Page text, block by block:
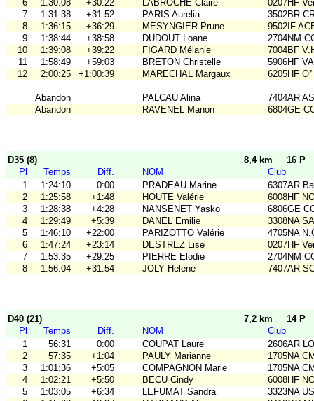
6
1:30:08 +30:22 LABROCHE Claire
0207HF
7
1:31:38 +31:52 PARIS Aurelia
3502BR
8
1:36:15 +36:29 MESYNGIER Prune
9502IF
9
1:38:44 +38:58 DUDOUT Loane
2704NM
10
1:39:08 +39:22 FIGARD Mélanie
7004BF
11
1:58:49 +59:03 BRETON Christelle
5906HF
12
2:00:25 +1:00:39 MARECHAL Margaux 6205HF O²
Abandon PALCAU Alina
7404AR
Abandon
RAVENEL Manon 6804GE
D35 (8) 8,4 km
16 P
Pl
Temps Diff. NOM
Club
1
1:24:10 0:00 PRADEAU Marine
6307AR
2
1:25:58 +1:48 HOUTE Valérie
6008HF
3
1:28:38 +4:28 NANSENET Yasko
6806GE
4
1:29:49 +5:39 DANEL Emilie
3308NA
5
1:46:10 +22:00 PARIZOTTO Valérie
4705NA
6
1:47:24 +23:14 DESTREZ Lise
0207HF
7
1:53:35 +29:25 PIERRE Elodie
2704NM
8
1:56:04 +31:54 JOLY Helene 7407AR
D40 (21) 7,2 km
14 P
Pl
Temps Diff. NOM
Club
1
56:31 0:00 COUPAT Laure
2606AR
2
57:35 +1:04 PAULY Marianne
1705NA
3
1:01:36 +5:05 COMPAGNON Marie
1705NA
4
1:02:21 +5:50 BECU Cindy
6008HF
5
1:03:05 +6:34 LEFUMAT Sandra
3323NA